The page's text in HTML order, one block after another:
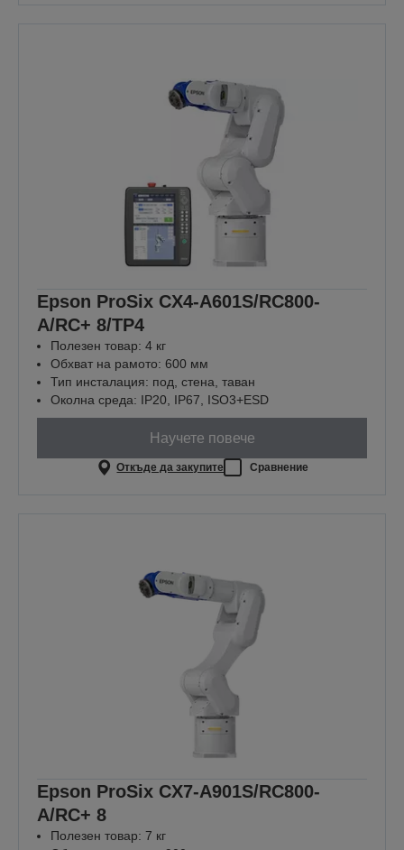
Epson ProSix CX4-A601S/RC800-
A/RC+ 8/TP4
Полезен товар: 4 кг
Обхват на рамото: 600 мм
Тип инсталация: под, стена, таван
Околна среда: IP20, IP67, ISO3+ESD
Научете повече
Откъде да закупите Сравнение
Epson ProSix CX7-A901S/RC800-
A/RC+ 8
Полезен товар: 7 кг